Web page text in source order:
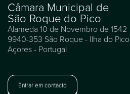
Câmara Municipal de
São Roque do Pico
Alameda 10 de Novembro de 1542
9940-353 São Roque - Ilha do Pico
Açores - Portugal
Entrar em contacto